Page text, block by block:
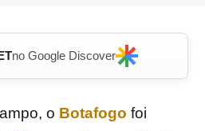
no Google Discover
o Botafogo foi